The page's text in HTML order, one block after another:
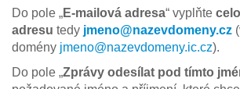
Do pole „E-mailová adresa“ vyplňte
adresu tedy jmeno@nazevdomeny.cz
domény jmeno@nazevdomeny.ic.cz).
Do pole „Zprávy odesílat pod tímto